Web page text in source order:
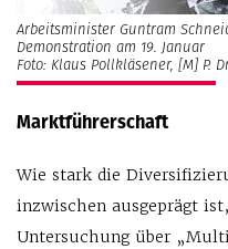
Arbeitsminister Guntram
Demonstration am 19. Januar
Foto: Klaus Pollkläsener, [M] P.
Marktführerschaft
Wie stark die
inzwischen ausgeprägt
Untersuchung über